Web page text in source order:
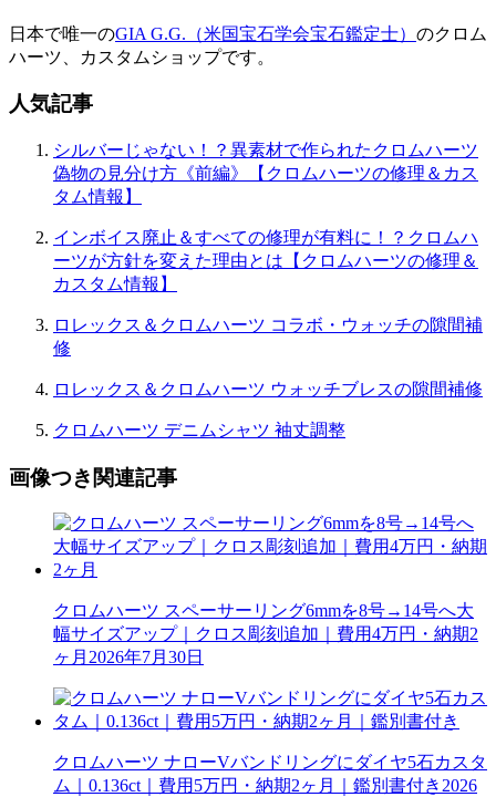
シ
ョ
ン
日本で唯一のGIA G.G.（米国宝石学会宝石鑑定士） のクロム
ハーツ、カスタムショップです。
人気記事
シルバーじゃない！？異素材で作られたクロムハーツ
偽物の見分け方《前編》【クロムハーツの修理＆カス
タム情報】
インボイス廃止＆すべての修理が有料に！？クロムハ
ーツが方針を変えた理由とは【クロムハーツの修理＆
カスタム情報】
ロレックス＆クロムハーツ コラボ・ウォッチの隙間補
修
ロレックス＆クロムハーツ ウォッチブレスの隙間補修
クロムハーツ デニムシャツ 袖丈調整
画像つき関連記事
クロムハーツ スペーサーリング6mmを8号→14号へ大
幅サイズアップ｜クロス彫刻追加｜費用4万円・納期2
ヶ月 2026年7月30日
クロムハーツ ナローVバンドリングにダイヤ5石カスタ
ム｜0.136ct｜費用5万円・納期2ヶ月｜鑑別書付き 2026